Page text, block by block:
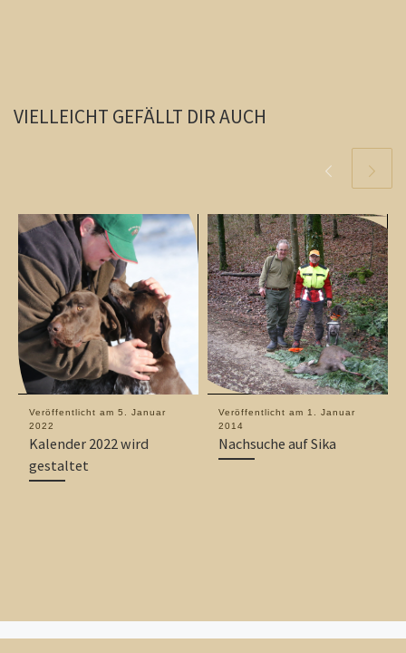
VIELLEICHT GEFÄLLT DIR AUCH
Veröffentlicht am 5. Januar
2022
Kalender 2022 wird
gestaltet
Veröffentlicht am 1. Januar
2014
Nachsuche auf Sika